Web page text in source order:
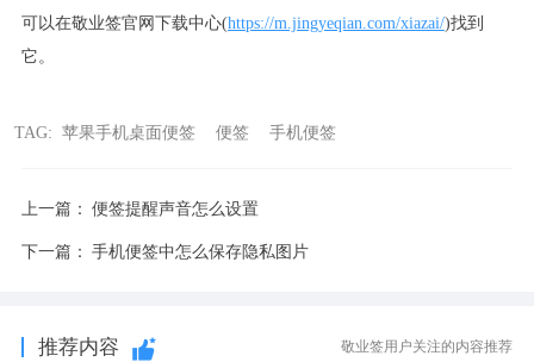
可以在敬业签官网下载中心(https://m.jingyeqian.com/xiazai/)找到
它。
TAG: 苹果手机桌面便签 便签 手机便签
上一篇： 便签提醒声音怎么设置
下一篇： 手机便签中怎么保存隐私图片
推荐内容 敬业签用户关注的内容推荐